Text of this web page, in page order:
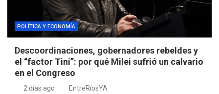
POLÍTICA Y ECONOMÍA
Descoordinaciones, gobernadores rebeldes y
el “factor Tini”: por qué Milei sufrió un calvario
en el Congreso
2 días ago EntreRíosYA